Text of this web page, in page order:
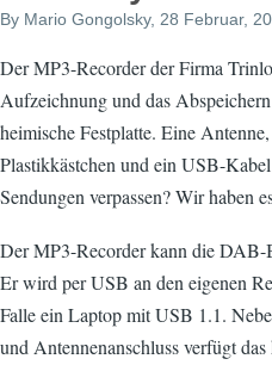
By Mario Gongolsky, 28 Februar,
Der MP3-Recorder der Firma
Aufzeichnung und das
heimische Festplatte. Eine
Plastikkästchen und ein USB-
Sendungen verpassen? Wir haben
Der MP3-Recorder kann die
Er wird per USB an den eigenen
Falle ein Laptop mit USB 1.1.
und Antennenanschluss verfügt